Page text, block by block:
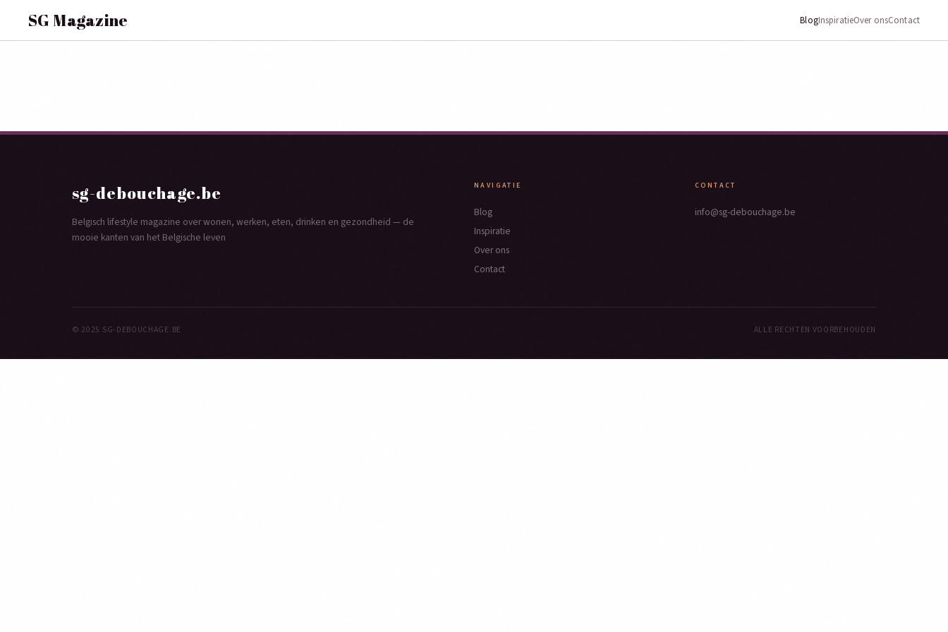
SG Magazine BlogInspiratieOver onsContact
sg-debouchage.be
Belgisch lifestyle magazine over wonen, werken, eten, drinken en gezondheid — de
mooie kanten van het Belgische leven
NAVIGATIE
Blog
Inspiratie
Over ons
Contact
CONTACT
info@sg-debouchage.be
© 2025 SG-DEBOUCHAGE.BE ALLE RECHTEN VOORBEHOUDEN